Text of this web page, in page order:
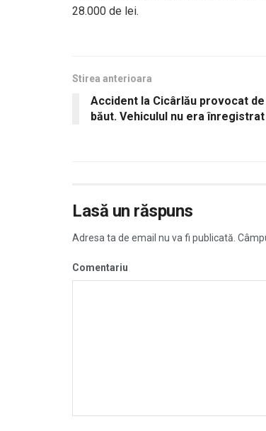
28.000 de lei.
Stirea anterioara
Accident la Cicârlău provocat
băut. Vehiculul nu era înregistrat
Lasă un răspuns
Adresa ta de email nu va fi publicată.
Comentariu